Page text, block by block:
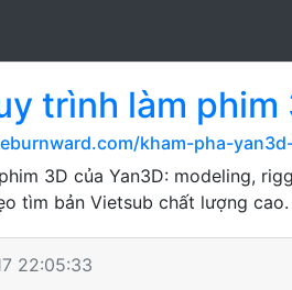
trình làm
kham-pha-
3D của Yan3D: modeling,
tìm bản Vietsub chất lượng cao.
22:05:33